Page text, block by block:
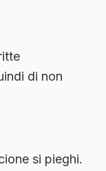
di non
si pieghi.